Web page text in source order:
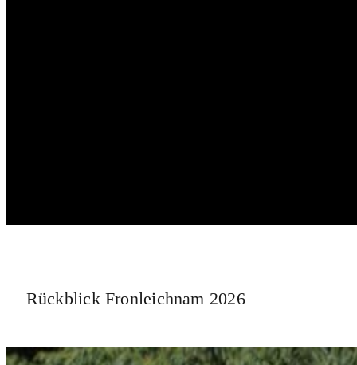
Rückblick Fronleichnam 2026